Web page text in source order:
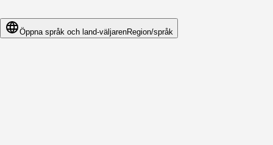
Öppna språk och land-väljarenRegion/språk